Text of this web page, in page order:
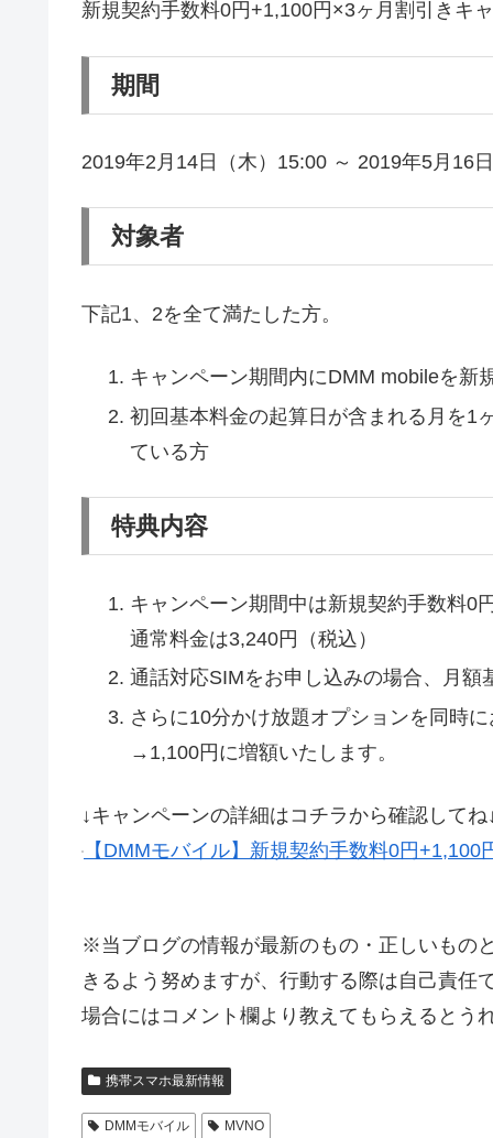
新規契約手数料0円+1,100円×3ヶ月割引きキ
期間
2019年2月14日（木）15:00 ～ 2019年5月16
対象者
下記1、2を全て満たした方。
キャンペーン期間内にDMM mobileを新
初回基本料金の起算日が含まれる月を1
ている方
特典内容
キャンペーン期間中は新規契約手数料0
通常料金は3,240円（税込）
通話対応SIMをお申し込みの場合、月
さらに10分かけ放題オプションを同時
→1,100円に増額いたします。
↓キャンペーンの詳細はコチラから確認してね
【DMMモバイル】新規契約手数料0円
※当ブログの情報が最新のもの・正しいもの
きるよう努めますが、行動する際は自己責任
場合にはコメント欄より教えてもらえるとう
携帯スマホ最新情報
DMMモバイル MVNO